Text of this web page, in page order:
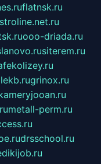
flatnsk.ru
ooo-driada.ru
siterem.ru
grinox.ru
metall-perm.ru
drsschool.ru